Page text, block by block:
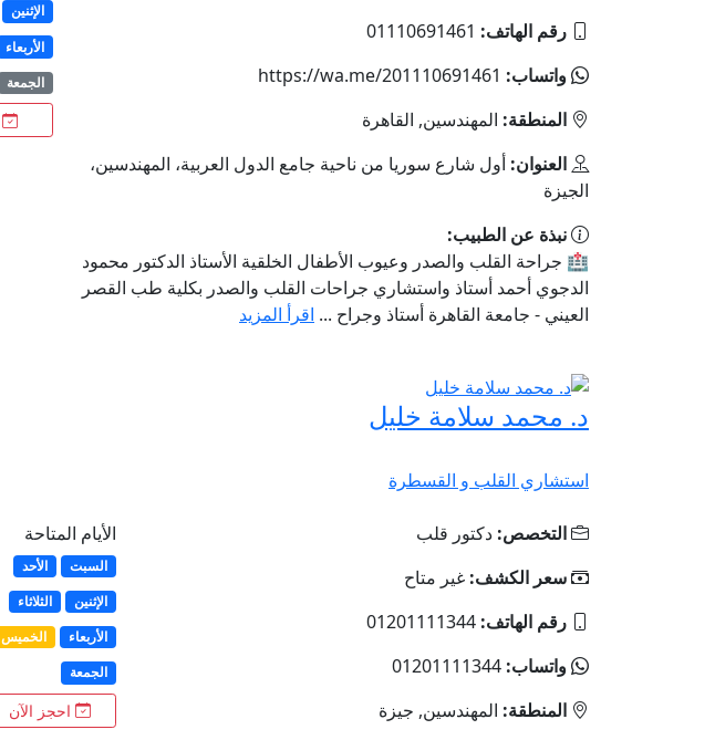
رقم الهاتف: 01110691461
واتساب: https://wa.me/201110691461
المنطقة: المهندسين, القاهرة
العنوان: أول شارع سوريا من ناحية جامع الدول العربية، المهندسين،
الجيزة
نبذة عن الطبيب:
🏥 جراحة القلب والصدر وعيوب الأطفال الخلقية الأستاذ الدكتور محمود
الدجوي أحمد أستاذ واستشاري جراحات القلب والصدر بكلية طب القصر
العيني - جامعة القاهرة أستاذ وجراح ... اقرأ المزيد
الإثنين
الأربعاء
الجمعة
د. محمد سلامة خليل
استشاري القلب و القسطرة
التخصص: دكتور قلب
سعر الكشف: غير متاح
رقم الهاتف: 01201111344
واتساب: 01201111344
المنطقة: المهندسين, جيزة
الأيام المتاحة
السبت
الأحد
الإثنين
الثلاثاء
الأربعاء
الخميس
الجمعة
احجز الآن